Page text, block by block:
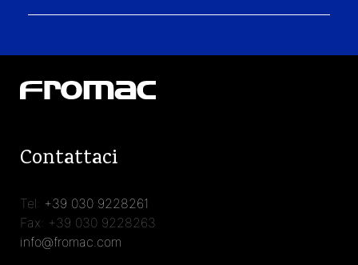
Contattaci
Tel: +39 030 9228261
Fax: +39 030 9228263
info@fromac.com